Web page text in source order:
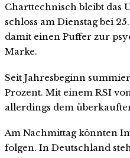
Charttechnisch bleibt das
schloss am Dienstag bei
damit einen Puffer zur
Marke.
Seit Jahresbeginn
Prozent. Mit einem RSI
allerdings dem
Am Nachmittag könnten
folgen. In Deutschland